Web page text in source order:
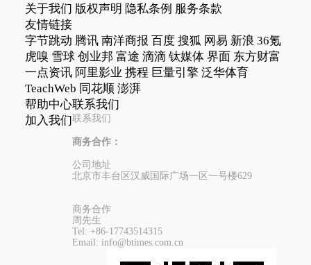
关于我们 版权声明 隐私条例 服务条款
友情链接
字节跳动 腾讯 南洋商报 百度 搜狐 网易 新浪 36氪
虎嗅 雪球 创业邦 富途 滴滴 钛媒体 界面 东方财富
一点资讯 阿里影业 携程 巨量引擎 泛华体育
TeachWeb 同花顺 澎湃
帮助中心
加入我们
联系我们
联系我们
商务合作：
公司地址
北京市丰台区汉威国际广场一区一号楼629
商务合作
周先生
Tel: +86-17743514315
Email: info@btimes.com.cn